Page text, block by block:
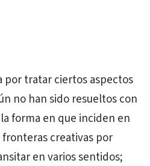
por tratar ciertos aspectos
no han sido resueltos con
forma en que inciden en
creativas por
en varios sentidos;